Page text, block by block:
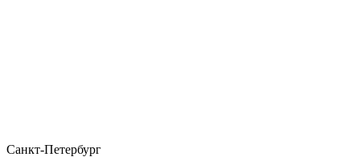
Санкт-Петербург